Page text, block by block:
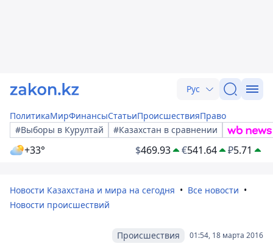
Рус
ПолитикаМирФинансыСтатьиПроисшествияПраво
#Выборы в Курултай
#Казахстан в сравнении
+33° $469.93 €541.64 ₽5.71
Новости Казахстана и мира на сегодня
Все новости
Новости происшествий
01:54, 18 марта 2016
Происшествия